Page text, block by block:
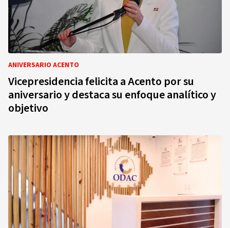
ANIVERSARIO ACENTO
Vicepresidencia felicita a Acento por su
aniversario y destaca su enfoque analítico y
objetivo